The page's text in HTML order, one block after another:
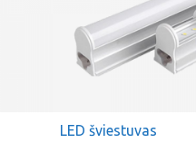
LED šviestuvas